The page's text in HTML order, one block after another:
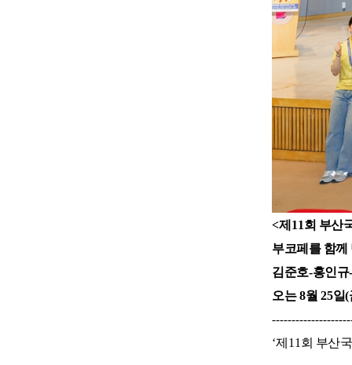
<제 11회 부산
부코페를 함께
김준호-홍인규-
오는8월 25일(
‘제 11회 부산